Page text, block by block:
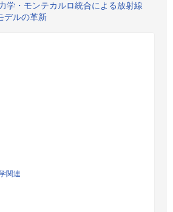
学・モンテカルロ統合による放射線
デルの革新
関連